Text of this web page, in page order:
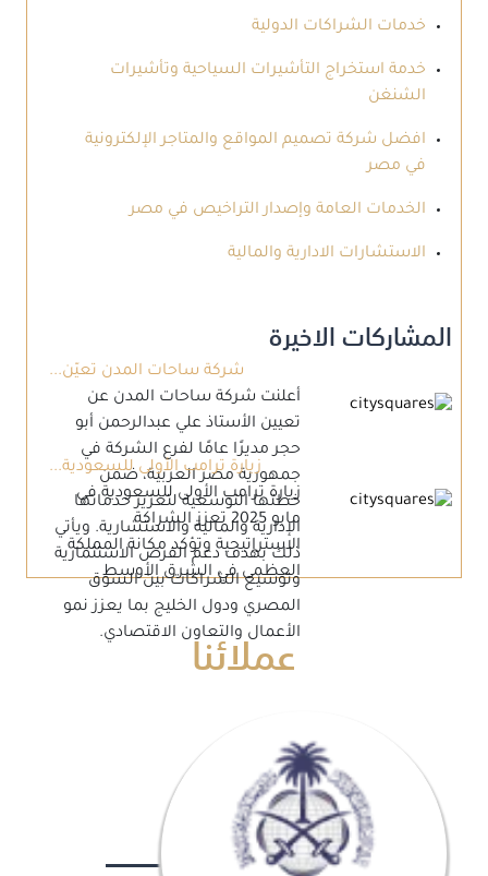
خدمات الشراكات الدولية
خدمة استخراج التأشيرات السياحية وتأشيرات
الشنغن
افضل شركة تصميم المواقع والمتاجر الإلكترونية
في مصر
الخدمات العامة وإصدار التراخيص في مصر
الاستشارات الادارية والمالية
المشاركات الاخيرة
شركة ساحات المدن تعيّن...
أعلنت شركة ساحات المدن عن
تعيين الأستاذ علي عبدالرحمن أبو
حجر مديرًا عامًا لفرع الشركة في
جمهورية مصر العربية، ضمن
خطتها التوسعية لتعزيز خدماتها
الإدارية والمالية والاستشارية. ويأتي
ذلك بهدف دعم الفرص الاستثمارية
وتوسيع الشراكات بين السوق
المصري ودول الخليج بما يعزز نمو
الأعمال والتعاون الاقتصادي.
زيارة ترامب الأولى للسعودية...
زيارة ترامب الأولى للسعودية في
مايو 2025 تعزز الشراكة
الاستراتيجية وتؤكد مكانة المملكة
العظمى في الشرق الأوسط
عملائنا